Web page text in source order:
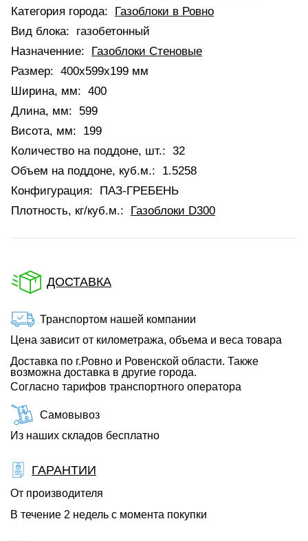
Категория города:
Газоблоки в Ровно
Вид блока:
газобетонный
Назначенние:
Газоблоки Стеновые
Размер: 400x599x199 мм
Ширина, мм: 400
Длина, мм:
599
Висота, мм:
199
Количество на поддоне, шт.: 32
Объем на поддоне, куб.м.:
1.5258
Конфигурация:
ПАЗ-ГРЕБЕНЬ
Плотность, кг/куб.м.:
Газоблоки D300
ДОСТАВКА
Транспортом нашей компании
Цена зависит от километража, объема и веса товара
Доставка по г.Ровно и Ровенской области. Также
возможна доставка в другие города.
Согласно тарифов транспортного оператора
Самовывоз
Из наших складов бесплатно
ГАРАНТИИ
От производителя
В течение 2 недель с момента покупки